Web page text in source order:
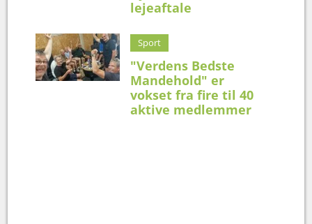
lejeaftale
Sport
"Verdens Bedste
Mandehold" er
vokset fra fire til 40
aktive medlemmer